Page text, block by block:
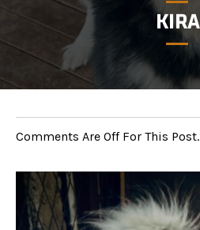
KIRA
Comments Are Off For This Post.